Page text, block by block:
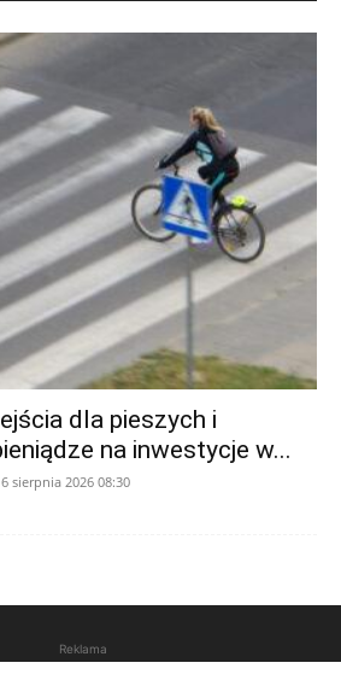
dla pieszych i
na inwestycje w...
6 sierpnia 2026 08:30
Reklama